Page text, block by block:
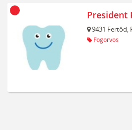
President
9431 Fertőd,
Fogorvos